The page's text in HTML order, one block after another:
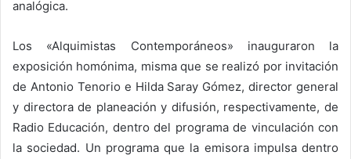
analógica.
Los «Alquimistas Contemporáneos» inauguraron la
exposición homónima, misma que se realizó por invitación
de Antonio Tenorio e Hilda Saray Gómez, director general
y directora de planeación y difusión, respectivamente, de
Radio Educación, dentro del programa de vinculación con
la sociedad. Un programa que la emisora impulsa dentro